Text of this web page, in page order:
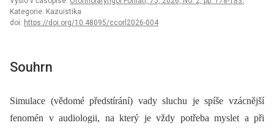
Kategorie: Kazuistika
doi: https://doi.org/10.48095/ccorl2026-004
Souhrn
Simulace (vědomé předstírání) vady sluchu je spíše vzácnější
fenomén v audiologii, na který je vždy potřeba myslet a při